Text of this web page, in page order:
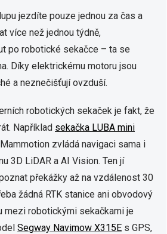
jezdíte pouze jednou za čas a
více než jednou týdně,
po robotické sekačce – ta se
Díky elektrickému motoru jsou
a neznečišťují ovzduší.
robotických sekaček je fakt, že
Například sekačka LUBA mini
zvládá navigaci sama i
3D LiDAR a AI Vision. Ten jí
překážky až na vzdálenost 30
žádná RTK stanice ani obvodový
mezi robotickými sekačkami je
Segway Navimow X315E s GPS,